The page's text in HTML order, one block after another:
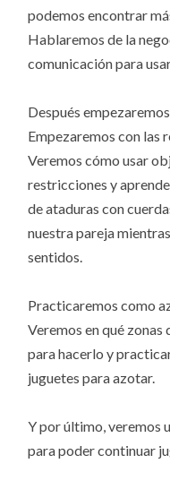
podemos encontrar
Hablaremos de la
comunicación para
Después
Empezaremos con las
Veremos cómo usar
restricciones y
de ataduras con
nuestra pareja
sentidos.
Practicaremos como
Veremos en qué
para hacerlo y
juguetes para azotar.
Y por último, veremos
para poder continuar